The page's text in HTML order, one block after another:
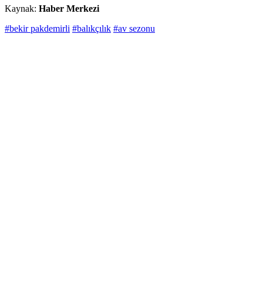
Kaynak: Haber Merkezi
#bekir pakdemirli #balıkçılık #av sezonu